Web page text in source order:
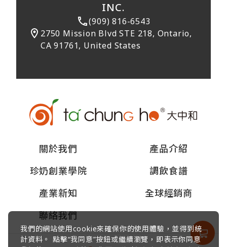
INC.
(909) 816-6543
2750 Mission Blvd STE 218, Ontario,
CA 91761, United States
關於我們
產品介紹
珍奶創業學院
調飲食譜
產業新知
全球經銷商
聯絡我們
我們的網站使用cookie來確保你的使用體驗，並得到統
計資料。 點擊“我同意”按鈕或繼續瀏覽，即表示你同意